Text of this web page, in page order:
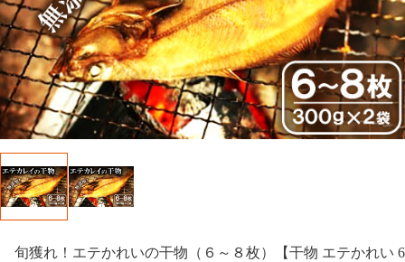
旬獲れ！エテかれいの干物（６～８枚）【干物 エテかれい 6